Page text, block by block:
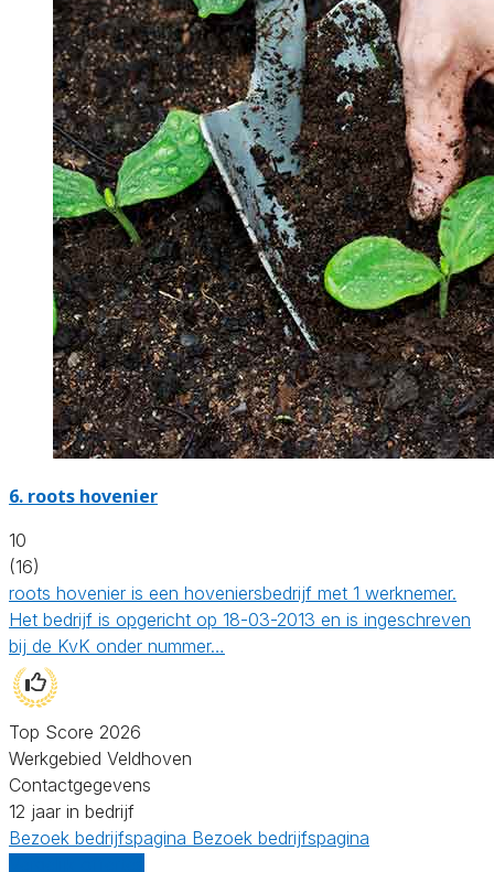
6. roots hovenier
10
(16)
roots hovenier is een hoveniersbedrijf met 1 werknemer.
Het bedrijf is opgericht op 18-03-2013 en is ingeschreven
bij de KvK onder nummer…
Top Score 2026
Werkgebied Veldhoven
Contactgegevens
12 jaar in bedrijf
Bezoek bedrijfspagina Bezoek bedrijfspagina